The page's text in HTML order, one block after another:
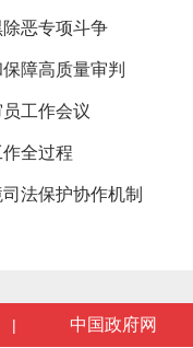
恶专项斗争
障高质量审判
工作会议
全过程
法保护协作机制
| 中国政府网